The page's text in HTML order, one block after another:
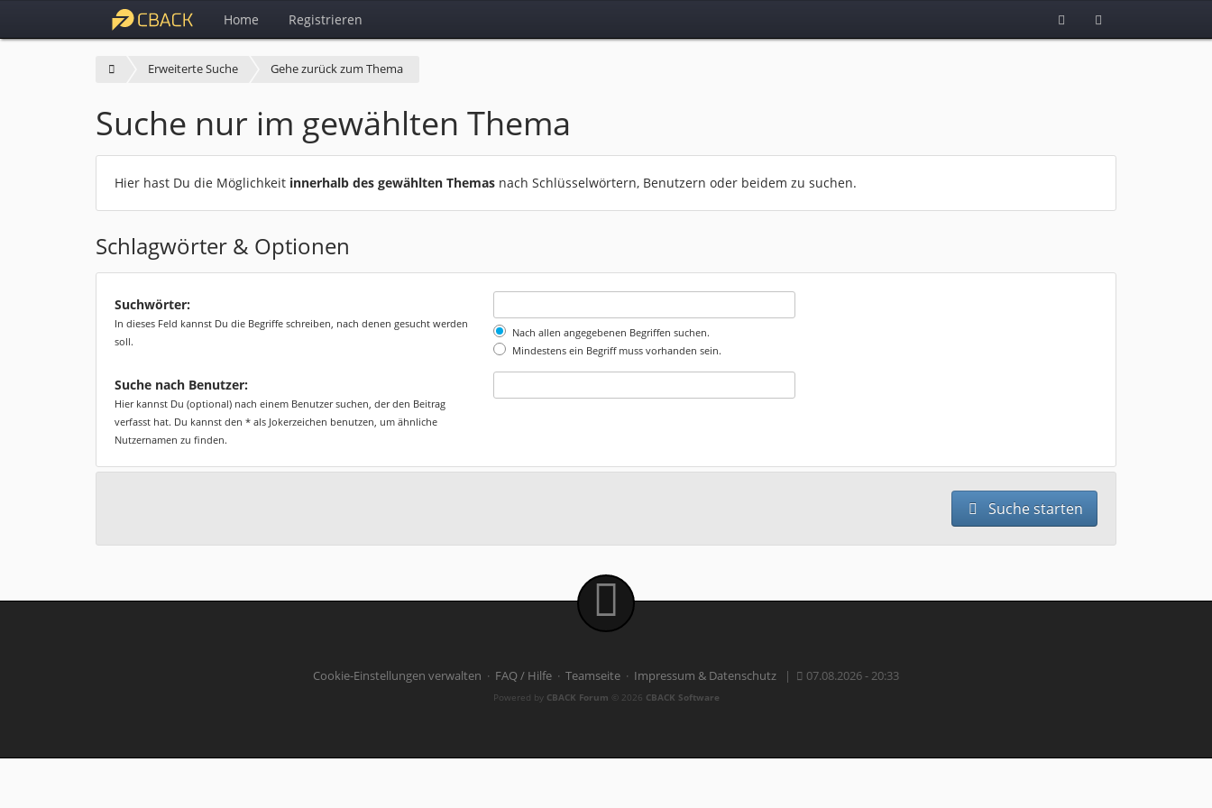
Home Registrieren
Erweiterte Suche Gehe zurück zum Thema
Suche nur im gewählten Thema
Hier hast Du die Möglichkeit innerhalb des gewählten Themas nach Schlüsselwörtern, Benutzern oder beidem zu suchen.
Schlagwörter & Optionen
Suchwörter:
In dieses Feld kannst Du die Begriffe schreiben, nach denen gesucht werden
soll.
Nach allen angegebenen Begriffen suchen.
Mindestens ein Begriff muss vorhanden sein.
Suche nach Benutzer:
Hier kannst Du (optional) nach einem Benutzer suchen, der den Beitrag
verfasst hat. Du kannst den * als Jokerzeichen benutzen, um ähnliche
Nutzernamen zu finden.
Suche starten
Cookie-Einstellungen verwalten · FAQ / Hilfe · Teamseite · Impressum & Datenschutz | 07.08.2026 - 20:33
Powered by CBACK Forum © 2026 CBACK Software